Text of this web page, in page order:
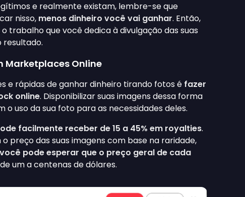
e realmente existam, lembre-se que
nisso, menos dinheiro você vai ganhar. Então,
trabalho que você dedica à divulgação das suas
resultado.
Marketplaces Online
e rápidas de ganhar dinheiro tirando fotos é fazer
online. Disponibilizar suas imagens dessa forma
uso da sua foto para as necessidades deles.
facilmente receber de 15 a 45% em royalties.
preço das suas imagens com base na raridade,
você pode esperar que o preço geral de cada
um a centenas de dólares.